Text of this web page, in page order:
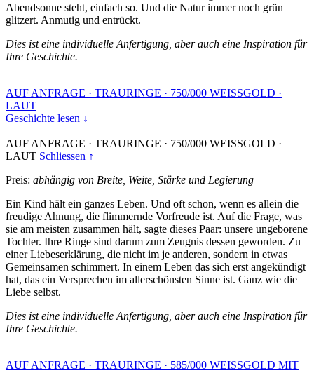
Abendsonne steht, einfach so. Und die Natur immer noch grün
glitzert. Anmutig und entrückt.
Dies ist eine individuelle Anfertigung, aber auch eine Inspiration für
Ihre Geschichte.
AUF ANFRAGE · TRAURINGE · 750/000 WEISSGOLD ·
LAUT
Geschichte lesen ↓
AUF ANFRAGE · TRAURINGE · 750/000 WEISSGOLD ·
LAUT Schliessen ↑
Preis: abhängig von Breite, Weite, Stärke und Legierung
Ein Kind hält ein ganzes Leben. Und oft schon, wenn es allein die
freudige Ahnung, die flimmernde Vorfreude ist. Auf die Frage, was
sie am meisten zusammen hält, sagte dieses Paar: unsere ungeborene
Tochter. Ihre Ringe sind darum zum Zeugnis dessen geworden. Zu
einer Liebeserklärung, die nicht im je anderen, sondern in etwas
Gemeinsamen schimmert. In einem Leben das sich erst angekündigt
hat, das ein Versprechen im allerschönsten Sinne ist. Ganz wie die
Liebe selbst.
Dies ist eine individuelle Anfertigung, aber auch eine Inspiration für
Ihre Geschichte.
AUF ANFRAGE · TRAURINGE · 585/000 WEISSGOLD MIT